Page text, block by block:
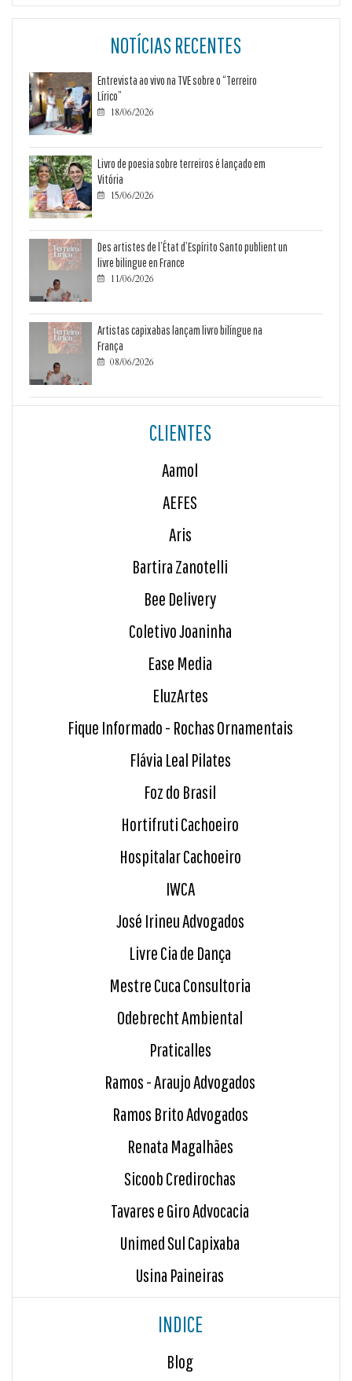
NOTÍCIAS RECENTES
Entrevista ao vivo na TVE sobre o “Terreiro
Lírico”
 18/06/2026
Livro de poesia sobre terreiros é lançado em
Vitória
 15/06/2026
Des artistes de l’État d’Espírito Santo publient un
livre bilingue en France
 11/06/2026
Artistas capixabas lançam livro bilíngue na
França
 08/06/2026
CLIENTES
Aamol
AEFES
Aris
Bartira Zanotelli
Bee Delivery
Coletivo Joaninha
Ease Media
EluzArtes
Fique Informado - Rochas Ornamentais
Flávia Leal Pilates
Foz do Brasil
Hortifruti Cachoeiro
Hospitalar Cachoeiro
IWCA
José Irineu Advogados
Livre Cia de Dança
Mestre Cuca Consultoria
Odebrecht Ambiental
Praticalles
Ramos - Araujo Advogados
Ramos Brito Advogados
Renata Magalhães
Sicoob Credirochas
Tavares e Giro Advocacia
Unimed Sul Capixaba
Usina Paineiras
INDICE
Blog